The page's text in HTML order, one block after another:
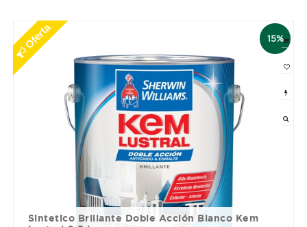
15%
Oferta
Sintetico Brillante Doble Acción Blanco Kem